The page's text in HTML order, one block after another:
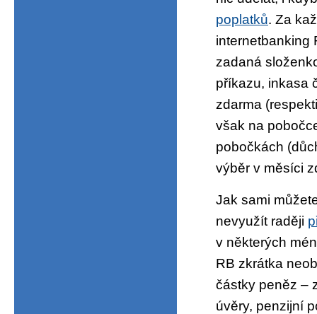
poplatků. Za
internetbanking
zadaná
příkazu, inkasa
zdarma
však na
pobočkách
výběr v měsíci
Jak sami
nevyužít raději
v některých
RB zkrátka
částky peněz –
úvěry, penzijní